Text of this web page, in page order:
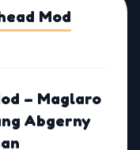
Mod
– Maglaro
Abgerny